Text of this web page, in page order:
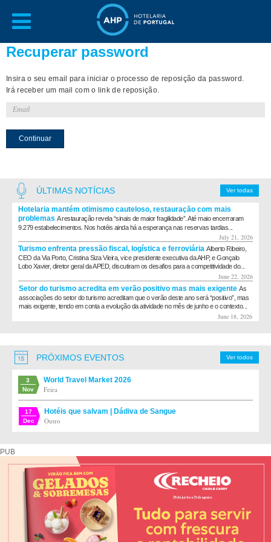
Recuperar password
Insira o seu email para iniciar o processo de reposição da password.
Irá receber um mail com o link de reposição.
Continuar
Ver todas
ÚLTIMAS NOTÍCIAS
Hotelaria mantém otimismo cauteloso, restauração com mais
problemas A restauração revela “sinais de maior fragilidade”. Até maio encerraram
9.279 estabelecimentos. Nos hotéis ainda há a esperança nas reservas tardias...
July 21, 2026
Turismo enfrenta pressão fiscal, logística e ferroviária Alberto Ribeiro,
CEO da Via Porto, Cristina Siza Vieira, vice presidente executiva da AHP, e Gonçalo
Lobo Xavier, diretor geral da APED, discutiram os desafios para a competitividade do...
June 22, 2026
Setor do turismo acredita em verão positivo mas mais exigente As
associações do setor do turismo acreditam que o verão deste ano será “positivo”, mas
mais exigente, tendo em conta a evolução da atividade no mês de junho e o contexto...
June 18, 2026
Ver todos
PRÓXIMOS EVENTOS
3
Nov
World Travel Market 2026
Feira
17
Dec
Hotéis que salvam | Dádiva de Sangue
Outro
PUB